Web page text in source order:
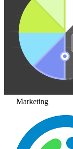
Marketing